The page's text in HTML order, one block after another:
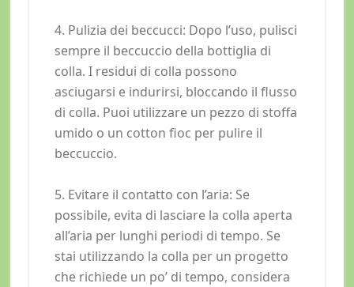
4. Pulizia dei beccucci: Dopo l’uso, pulisci
sempre il beccuccio della bottiglia di
colla. I residui di colla possono
asciugarsi e indurirsi, bloccando il flusso
di colla. Puoi utilizzare un pezzo di stoffa
umido o un cotton fioc per pulire il
beccuccio.
5. Evitare il contatto con l’aria: Se
possibile, evita di lasciare la colla aperta
all’aria per lunghi periodi di tempo. Se
stai utilizzando la colla per un progetto
che richiede un po’ di tempo, considera